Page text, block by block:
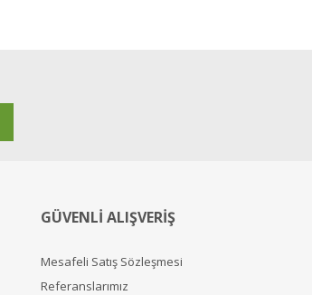
GÜVENLİ ALIŞVERİŞ
Mesafeli Satış Sözleşmesi
Referanslarımız